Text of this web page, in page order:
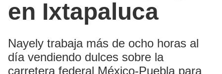
en Ixtapaluca
Nayely trabaja más de ocho horas al
día vendiendo dulces sobre la
carretera federal México-Puebla para